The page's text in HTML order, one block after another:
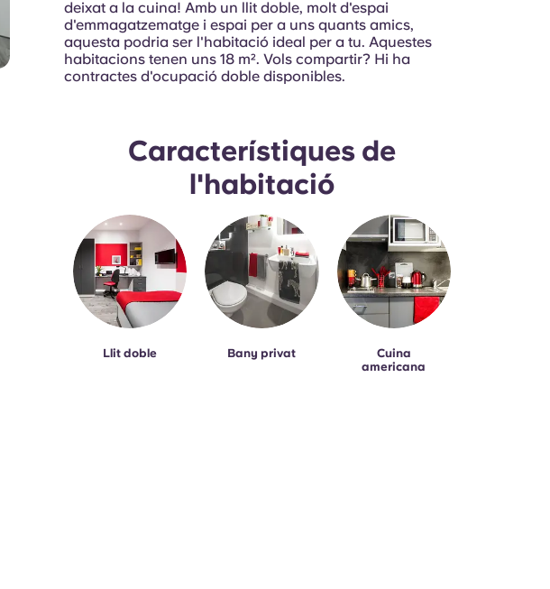
deixat a la cuina! Amb un llit doble, molt d'espai
d'emmagatzematge i espai per a uns quants amics,
aquesta podria ser l'habitació ideal per a tu. Aquestes
habitacions tenen uns 18 m². Vols compartir? Hi ha
contractes d'ocupació doble disponibles.
Característiques de
l'habitació
Llit doble Bany privat
Cuina
americana